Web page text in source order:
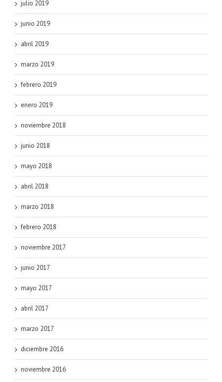
julio 2019
junio 2019
abril 2019
marzo 2019
febrero 2019
enero 2019
noviembre 2018
junio 2018
mayo 2018
abril 2018
marzo 2018
febrero 2018
noviembre 2017
junio 2017
mayo 2017
abril 2017
marzo 2017
diciembre 2016
noviembre 2016